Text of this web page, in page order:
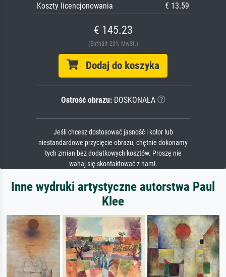
Koszty licencjonowania
€ 13.59
€ 145.23
(Enthält 23% MwSt.)
Dodaj do koszyka
Ostrość obrazu:DOSKONAŁA
Jeśli chcesz dostosować jasność i kolor lub
niestandardowe przycięcie obrazu, chętnie dokonamy
tych zmian bez dodatkowych kosztów. Proszę nie
wahaj się skontaktować z nami.
Inne wydruki artystyczne autorstwa Paul
Klee